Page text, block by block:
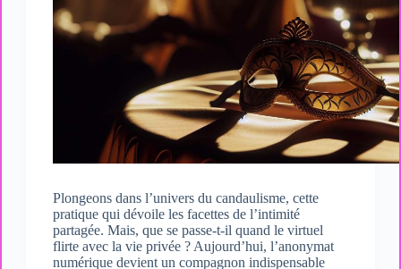
Plongeons dans l’univers du candaulisme, cette
pratique qui dévoile les facettes de l’intimité
partagée. Mais, que se passe-t-il quand le virtuel
flirte avec la vie privée ? Aujourd’hui, l’anonymat
numérique devient un compagnon indispensable